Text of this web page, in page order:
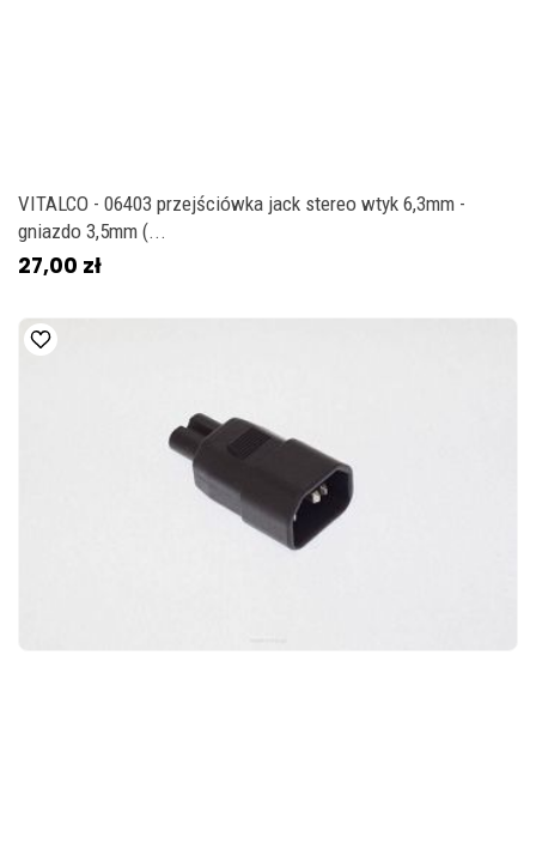
VITALCO - 06403 przejściówka jack stereo wtyk 6,3mm -
gniazdo 3,5mm (...
27,00 zł